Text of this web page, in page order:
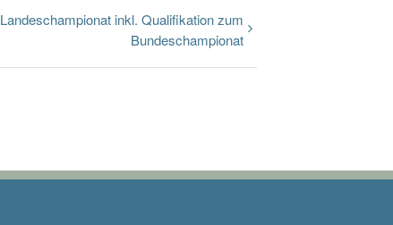
Landeschampionat inkl. Qualifikation zum
Bundeschampionat